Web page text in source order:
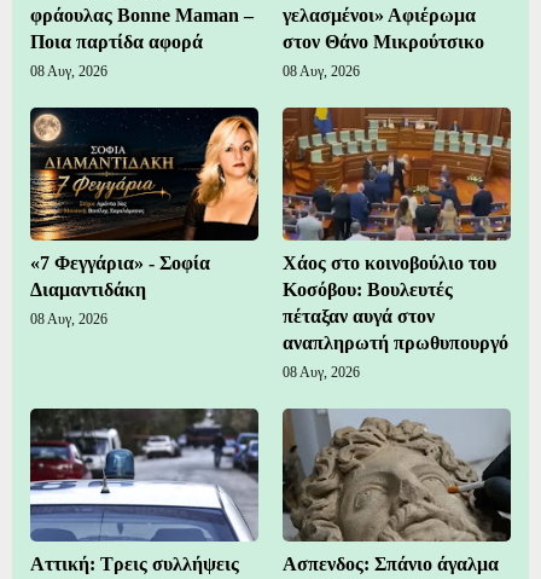
φράουλας Bonne Maman –
Ποια παρτίδα αφορά
08 Αυγ, 2026
γελασμένοι» Αφιέρωμα
στον Θάνο Μικρούτσικο
08 Αυγ, 2026
«7 Φεγγάρια» - Σοφία
Διαμαντιδάκη
08 Αυγ, 2026
Χάος στο κοινοβούλιο του
Κοσόβου: Βουλευτές
πέταξαν αυγά στον
αναπληρωτή πρωθυπουργό
08 Αυγ, 2026
Αττική: Τρεις συλλήψεις
Ασπενδος: Σπάνιο άγαλμα